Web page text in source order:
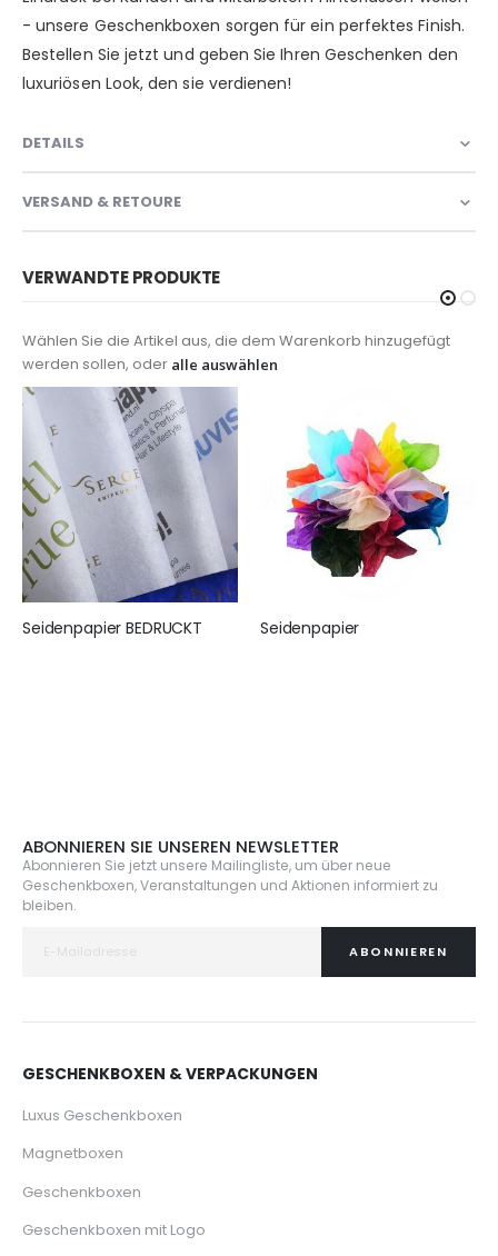
- unsere Geschenkboxen sorgen für ein perfektes Finish.
Bestellen Sie jetzt und geben Sie Ihren Geschenken den
luxuriösen Look, den sie verdienen!
DETAILS
VERSAND & RETOURE
VERWANDTE PRODUKTE
Wählen Sie die Artikel aus, die dem Warenkorb hinzugefügt
werden sollen, oder alle auswählen
Seidenpapier BEDRUCKT Seidenpapier
ABONNIEREN SIE UNSEREN NEWSLETTER
Abonnieren Sie jetzt unsere Mailingliste, um über neue
Geschenkboxen, Veranstaltungen und Aktionen informiert zu
bleiben.
ABONNIEREN
GESCHENKBOXEN & VERPACKUNGEN
Luxus Geschenkboxen
Magnetboxen
Geschenkboxen
Geschenkboxen mit Logo